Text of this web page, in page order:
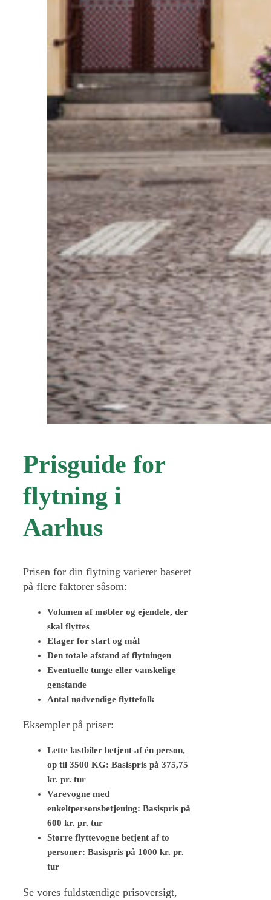
Prisguide for
flytning i
Aarhus
Prisen for din flytning varierer baseret
på flere faktorer såsom:
Volumen af møbler og ejendele, der
skal flyttes
Etager for start og mål
Den totale afstand af flytningen
Eventuelle tunge eller vanskelige
genstande
Antal nødvendige flyttefolk
Eksempler på priser:
Lette lastbiler betjent af én person,
op til 3500 KG: Basispris på 375,75
kr. pr. tur
Varevogne med
enkeltpersonsbetjening: Basispris på
600 kr. pr. tur
Større flyttevogne betjent af to
personer: Basispris på 1000 kr. pr.
tur
Se vores fuldstændige prisoversigt,